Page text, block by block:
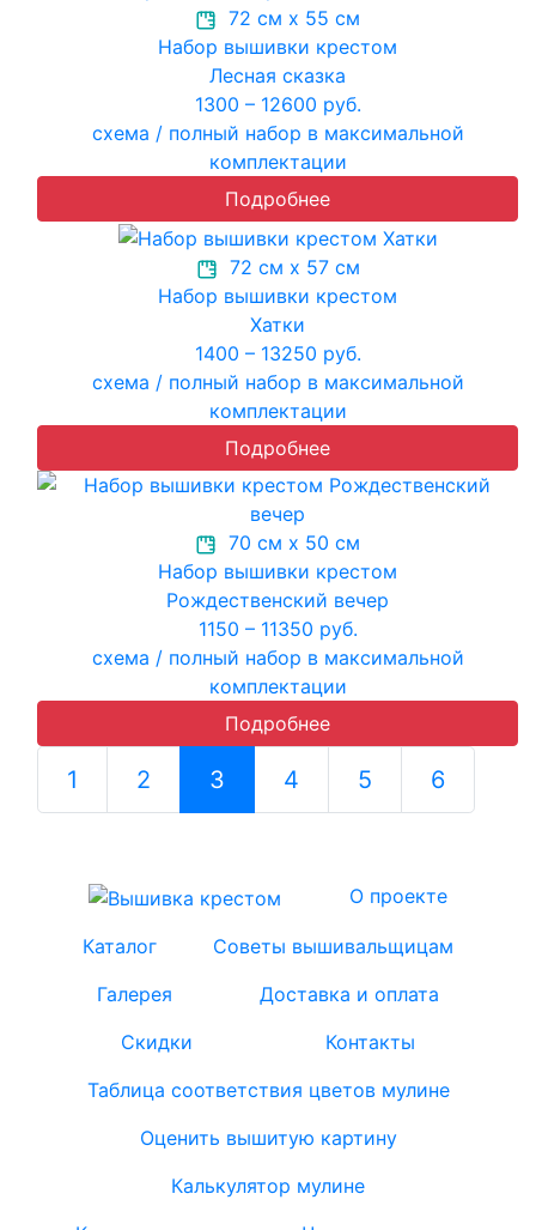
72 см х 55 см
Набор вышивки крестом
Лесная сказка
1300 – 12600 руб.
схема / полный набор в максимальной
комплектации
Подробнее
72 см х 57 см
Набор вышивки крестом
Хатки
1400 – 13250 руб.
схема / полный набор в максимальной
комплектации
Подробнее
70 см х 50 см
Набор вышивки крестом
Рождественский вечер
1150 – 11350 руб.
схема / полный набор в максимальной
комплектации
Подробнее
1 2 3 (current)
4 5 6
О проекте
Каталог
Советы вышивальщицам
Галерея
Доставка и оплата
Скидки
Контакты
Таблица соответствия цветов мулине
Оценить вышитую картину
Калькулятор мулине